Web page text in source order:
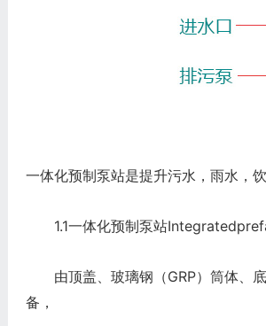
一体化预制泵站是提升污水，雨水，
1.1一体化预制泵站
由顶盖、玻璃钢（GRP）筒体、底
备，